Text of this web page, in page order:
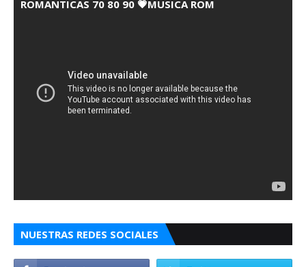
ROMANTICAS 70 80 90 💗MUSICA ROM
NUESTRAS REDES SOCIALES